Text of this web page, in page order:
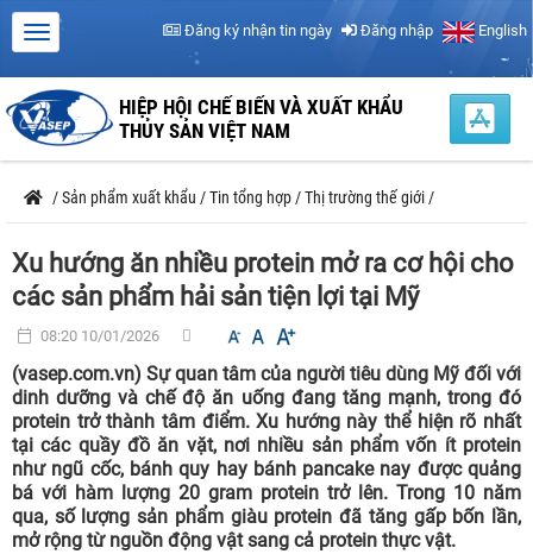
Đăng ký nhận tin ngày Đăng nhập English
HIỆP HỘI CHẾ BIẾN VÀ XUẤT KHẨU
THỦY SẢN VIỆT NAM
/Sản phẩm xuất khẩu /Tin tổng hợp /Thị trường thế giới /
Xu hướng ăn nhiều protein mở ra cơ hội cho
các sản phẩm hải sản tiện lợi tại Mỹ
08:20 10/01/2026
(vasep.com.vn) Sự quan tâm của người tiêu dùng Mỹ đối với
dinh dưỡng và chế độ ăn uống đang tăng mạnh, trong đó
protein trở thành tâm điểm. Xu hướng này thể hiện rõ nhất
tại các quầy đồ ăn vặt, nơi nhiều sản phẩm vốn ít protein
như ngũ cốc, bánh quy hay bánh pancake nay được quảng
bá với hàm lượng 20 gram protein trở lên. Trong 10 năm
qua, số lượng sản phẩm giàu protein đã tăng gấp bốn lần,
mở rộng từ nguồn động vật sang cả protein thực vật.